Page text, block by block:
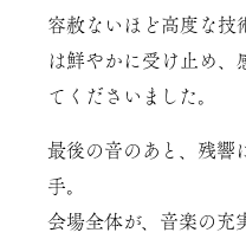
容赦ないほど高度な技
は鮮やかに受け止め、
てくださいました。
最後の音のあと、残響
手。
会場全体が、音楽の充